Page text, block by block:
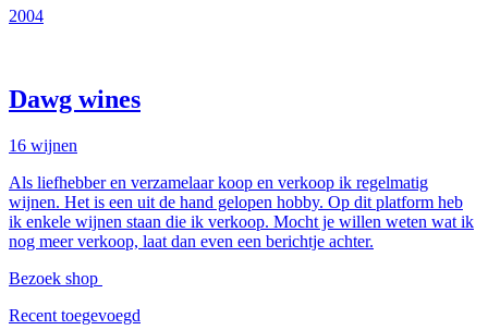
2004
Dawg wines
16 wijnen
Als liefhebber en verzamelaar koop en verkoop ik regelmatig
wijnen. Het is een uit de hand gelopen hobby. Op dit platform heb
ik enkele wijnen staan die ik verkoop. Mocht je willen weten wat ik
nog meer verkoop, laat dan even een berichtje achter.
Bezoek shop
Recent toegevoegd